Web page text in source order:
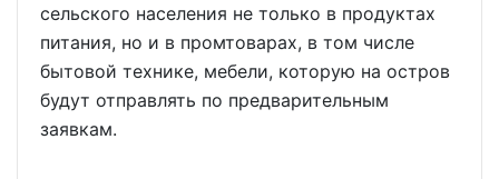
сельского населения не только в продуктах
питания, но и в промтоварах, в том числе
бытовой технике, мебели, которую на остров
будут отправлять по предварительным
заявкам.